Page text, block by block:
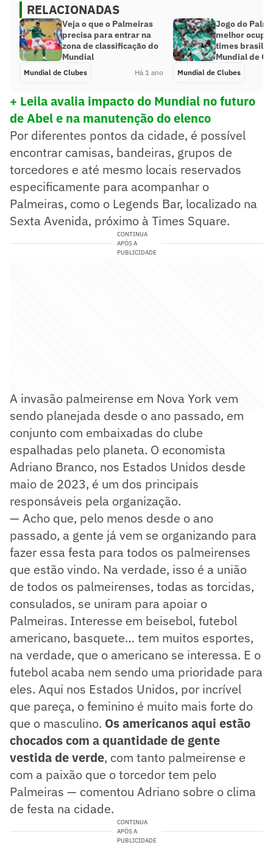
RELACIONADAS
Veja o que o Palmeiras
precisa para entrar na
zona de classificação do
Mundial
Mundial de Clubes Há 1 ano
Jogo do
melhor
times
Mundial de
Mundial de Clubes
+ Leila avalia impacto do Mundial no futuro
de Abel e na manutenção do elenco
Por diferentes pontos da cidade, é possível
encontrar camisas, bandeiras, grupos de
torcedores e até mesmo locais reservados
especificamente para acompanhar o
Palmeiras, como o Legends Bar, localizado na
Sexta Avenida, próximo à Times Square.
CONTINUA
APÓS A
PUBLICIDADE
A invasão palmeirense em Nova York vem
sendo planejada desde o ano passado, em
conjunto com embaixadas do clube
espalhadas pelo planeta. O economista
Adriano Branco, nos Estados Unidos desde
maio de 2023, é um dos principais
responsáveis pela organização.
— Acho que, pelo menos desde o ano
passado, a gente já vem se organizando para
fazer essa festa para todos os palmeirenses
que estão vindo. Na verdade, isso é a união
de todos os palmeirenses, todas as torcidas,
consulados, se uniram para apoiar o
Palmeiras. Interesse em beisebol, futebol
americano, basquete… tem muitos esportes,
na verdade, que o americano se interessa. E o
futebol acaba nem sendo uma prioridade para
eles. Aqui nos Estados Unidos, por incrível
que pareça, o feminino é muito mais forte do
que o masculino. Os americanos aqui estão
chocados com a quantidade de gente
vestida de verde, com tanto palmeirense e
com a paixão que o torcedor tem pelo
Palmeiras — comentou Adriano sobre o clima
de festa na cidade.
CONTINUA
APÓS A
PUBLICIDADE